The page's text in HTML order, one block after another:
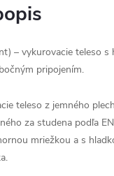
– vykurovacie teleso s
pripojením.
teleso z jemného
za studena podľa
mriežkou a s